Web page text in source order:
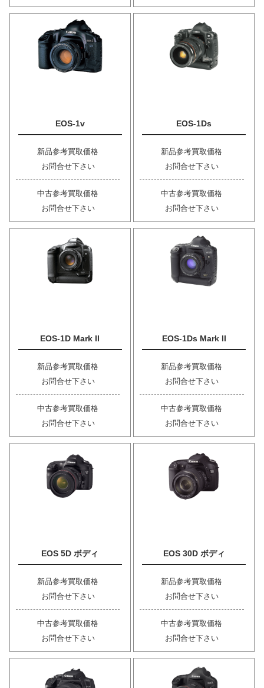
EOS-1v
新品参考買取価格
お問合せ下さい
中古参考買取価格
お問合せ下さい
EOS-1Ds
新品参考買取価格
お問合せ下さい
中古参考買取価格
お問合せ下さい
EOS-1D Mark II
新品参考買取価格
お問合せ下さい
中古参考買取価格
お問合せ下さい
EOS-1Ds Mark II
新品参考買取価格
お問合せ下さい
中古参考買取価格
お問合せ下さい
EOS 5D ボディ
新品参考買取価格
お問合せ下さい
中古参考買取価格
お問合せ下さい
EOS 30D ボディ
新品参考買取価格
お問合せ下さい
中古参考買取価格
お問合せ下さい